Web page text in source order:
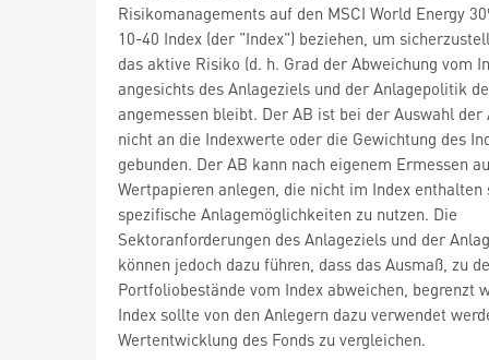
Risikomanagements auf den MSCI World Energy
10-40 Index (der "Index") beziehen, um
das aktive Risiko (d. h. Grad der Abweichung vom
angesichts des Anlageziels und der Anlagepolitik
angemessen bleibt. Der AB ist bei der Auswahl der
nicht an die Indexwerte oder die Gewichtung des
gebunden. Der AB kann nach eigenem Ermessen
Wertpapieren anlegen, die nicht im Index enthalten
spezifische Anlagemöglichkeiten zu nutzen. Die
Sektoranforderungen des Anlageziels und der
können jedoch dazu führen, dass das Ausmaß, zu
Portfoliobestände vom Index abweichen, begrenzt
Index sollte von den Anlegern dazu verwendet
Wertentwicklung des Fonds zu vergleichen.